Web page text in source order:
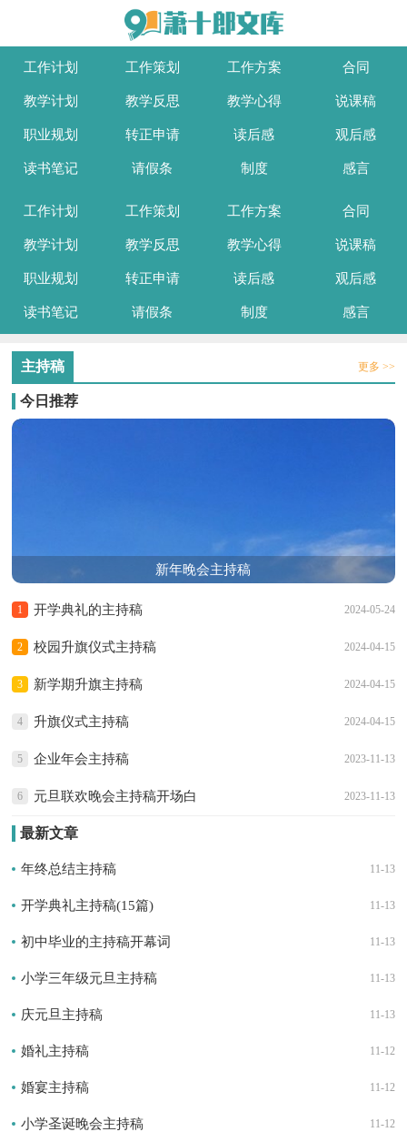
工作计划 工作策划 工作方案 合同
教学计划 教学反思 教学心得 说课稿
职业规划 转正申请 读后感 观后感
读书笔记 请假条 制度 感言
工作计划 工作策划 工作方案 合同
教学计划 教学反思 教学心得 说课稿
职业规划 转正申请 读后感 观后感
读书笔记 请假条 制度 感言
主持稿 更多 >>
今日推荐
新年晚会主持稿
1 2024-05-24
开学典礼的主持稿
2 2024-04-15
校园升旗仪式主持稿
3 2024-04-15
新学期升旗主持稿
4 2024-04-15
升旗仪式主持稿
5 2023-11-13
企业年会主持稿
6 2023-11-13
元旦联欢晚会主持稿开场白
最新文章
11-13
年终总结主持稿
11-13
开学典礼主持稿(15篇)
11-13
初中毕业的主持稿开幕词
11-13
小学三年级元旦主持稿
11-13
庆元旦主持稿
11-12
婚礼主持稿
11-12
婚宴主持稿
11-12
小学圣诞晚会主持稿